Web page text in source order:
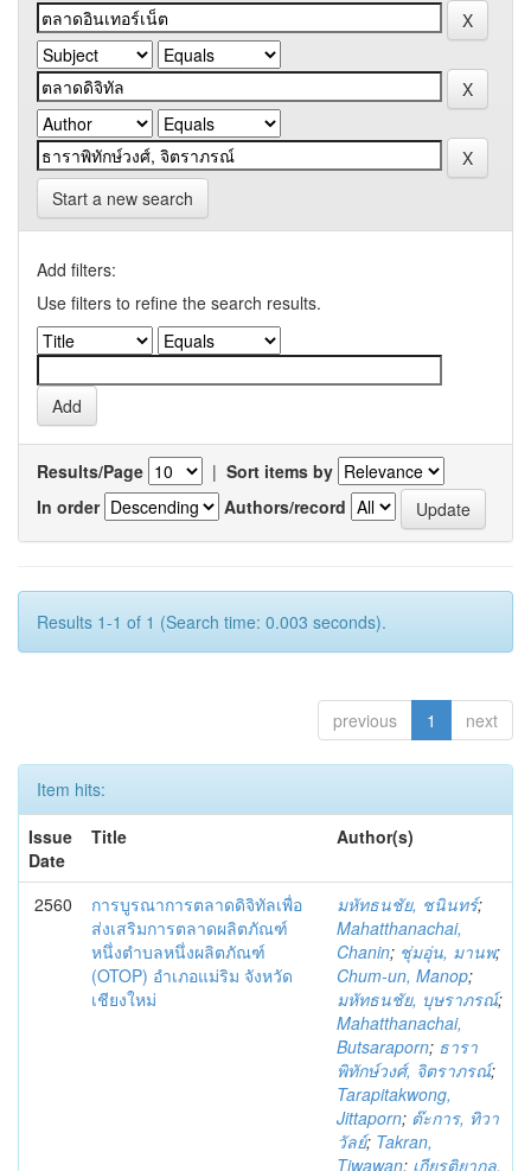
Start a new search
Add filters:
Use filters to refine the search results.
Results/Page | Sort items by
In order
Authors/record
Results 1-1 of 1 (Search time: 0.003 seconds).
previous 1 next
Item hits:
Issue
Date
Title Author(s)
2560
การบูรณาการตลาดดิจิทัลเพื่อ
ส่งเสริมการตลาดผลิตภัณฑ์
หนึ่งตำบลหนึ่งผลิตภัณฑ์
(OTOP) อำเภอแม่ริม จังหวัด
เชียงใหม่
มหัทธนชัย, ชนินทร์;
Mahatthanachai,
Chanin; ชุ่มอุ่น, มานพ;
Chum-un, Manop;
มหัทธนชัย, บุษราภรณ์;
Mahatthanachai,
Butsaraporn; ธารา
พิทักษ์วงศ์, จิตราภรณ์;
Tarapitakwong,
Jittaporn; ต๊ะการ, ทิวา
วัลย์; Takran,
Tiwawan; เกียรติยากุล,